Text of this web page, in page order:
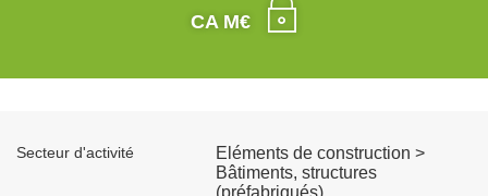
CA M€
Secteur d'activité
Eléments de construction >
Bâtiments, structures
(préfabriqués)